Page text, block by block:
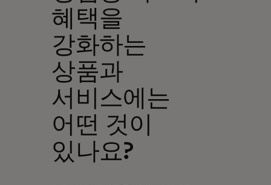
혜택을
강화하는
상품과
서비스에는
어떤 것이
있나요?